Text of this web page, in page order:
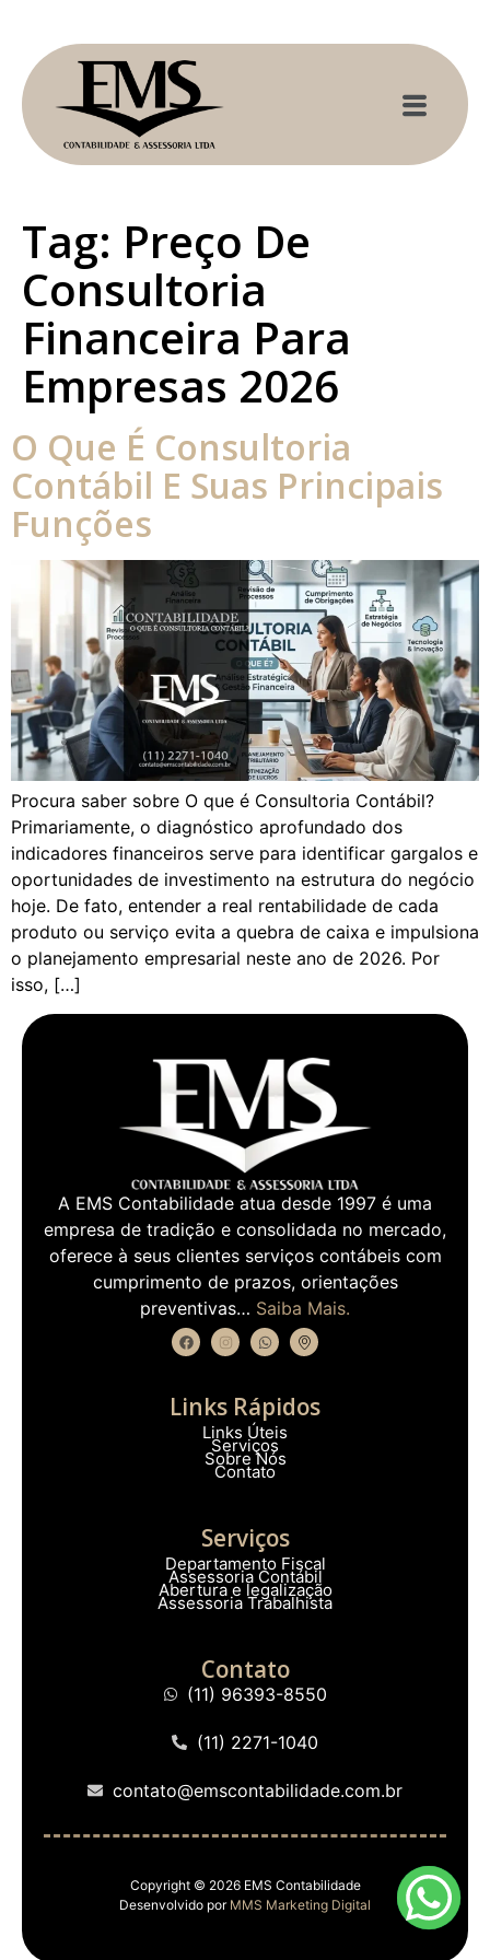
Tag: Preço De
Consultoria
Financeira Para
Empresas 2026
O Que É Consultoria
Contábil E Suas Principais
Funções
Procura saber sobre O que é Consultoria Contábil?
Primariamente, o diagnóstico aprofundado dos
indicadores financeiros serve para identificar gargalos e
oportunidades de investimento na estrutura do negócio
hoje. De fato, entender a real rentabilidade de cada
produto ou serviço evita a quebra de caixa e impulsiona
o planejamento empresarial neste ano de 2026. Por
isso, […]
A EMS Contabilidade atua desde 1997 é uma
empresa de tradição e consolidada no mercado,
oferece à seus clientes serviços contábeis com
cumprimento de prazos, orientações
preventivas… Saiba Mais.
Links Rápidos
Links Úteis
Serviços
Sobre Nós
Contato
Serviços
Departamento Fiscal
Assessoria Contábil
Abertura e legalização
Assessoria Trabalhista
Contato
(11) 96393-8550
(11) 2271-1040
contato@emscontabilidade.com.br
Copyright © 2026 EMS Contabilidade
Desenvolvido por MMS Marketing Digital